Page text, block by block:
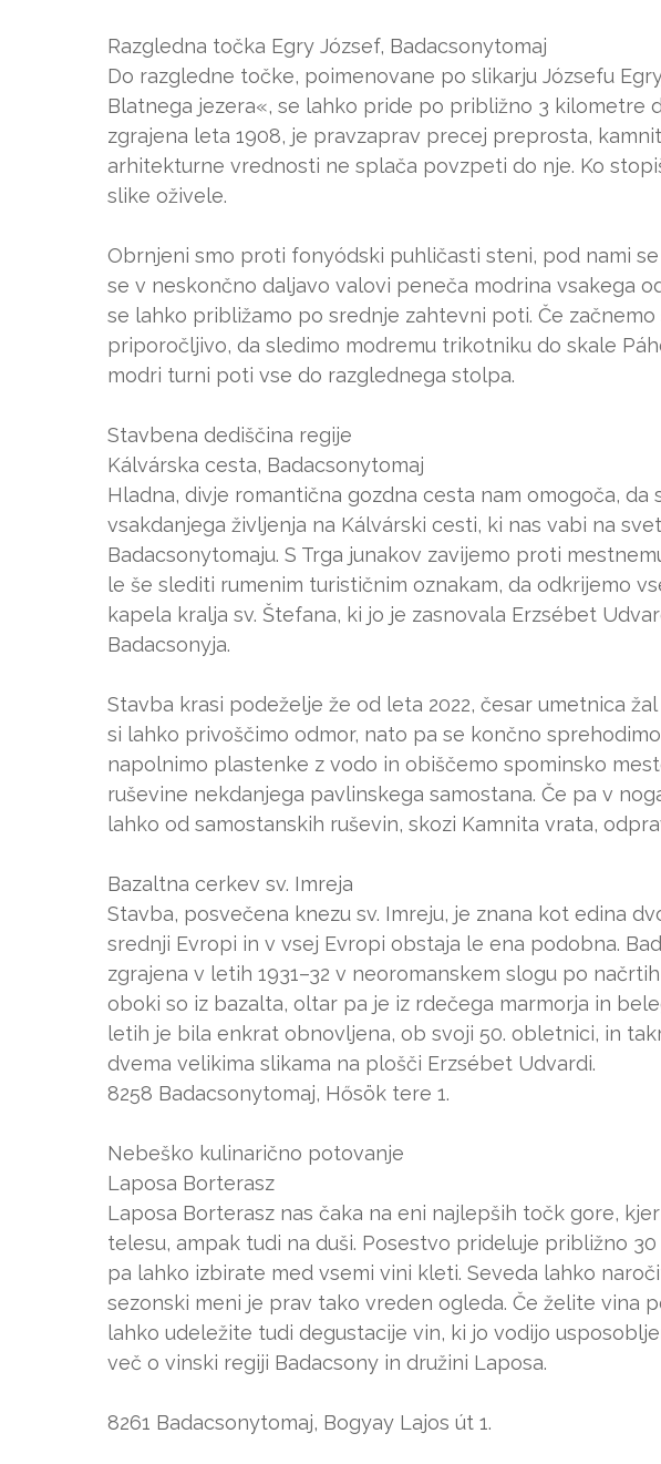
Razgledna točka Egry József, Badacsonytomaj
Do razgledne točke, poimenovane po slikarju Józsefu
Blatnega jezera«, se lahko pride po približno 3 kilometre
zgrajena leta 1908, je pravzaprav precej preprosta,
arhitekturne vrednosti ne splača povzpeti do nje. Ko
slike oživele.
Obrnjeni smo proti fonyódski puhličasti steni, pod nami
se v neskončno daljavo valovi peneča modrina vsakega
se lahko približamo po srednje zahtevni poti. Če
priporočljivo, da sledimo modremu trikotniku do skale
modri turni poti vse do razglednega stolpa.
Stavbena dediščina regije
Kálvárska cesta, Badacsonytomaj
Hladna, divje romantična gozdna cesta nam omogoča, da
vsakdanjega življenja na Kálvárski cesti, ki nas vabi na
Badacsonytomaju. S Trga junakov zavijemo proti
le še slediti rumenim turističnim oznakam, da odkrijemo
kapela kralja sv. Štefana, ki jo je zasnovala Erzsébet
Badacsonyja.
Stavba krasi podeželje že od leta 2022, česar umetnica
si lahko privoščimo odmor, nato pa se končno
napolnimo plastenke z vodo in obiščemo spominsko
ruševine nekdanjega pavlinskega samostana. Če pa v
lahko od samostanskih ruševin, skozi Kamnita vrata,
Bazaltna cerkev sv. Imreja
Stavba, posvečena knezu sv. Imreju, je znana kot edina
srednji Evropi in v vsej Evropi obstaja le ena podobna.
zgrajena v letih 1931–32 v neoromanskem slogu po
oboki so iz bazalta, oltar pa je iz rdečega marmorja in
letih je bila enkrat obnovljena, ob svoji 50. obletnici, in
dvema velikima slikama na plošči Erzsébet Udvardi.
8258 Badacsonytomaj, Hősök tere 1.
Nebeško kulinarično potovanje
Laposa Borterasz
Laposa Borterasz nas čaka na eni najlepših točk gore,
telesu, ampak tudi na duši. Posestvo prideluje približno
pa lahko izbirate med vsemi vini kleti. Seveda lahko
sezonski meni je prav tako vreden ogleda. Če želite vina
lahko udeležite tudi degustacije vin, ki jo vodijo
več o vinski regiji Badacsony in družini Laposa.
8261 Badacsonytomaj, Bogyay Lajos út 1.